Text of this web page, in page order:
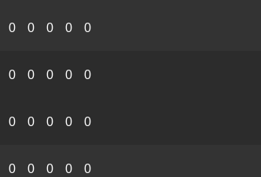
0
0
0
0
0
0
0
0
0
0
0
0
0
0
0
0
0
0
0
0